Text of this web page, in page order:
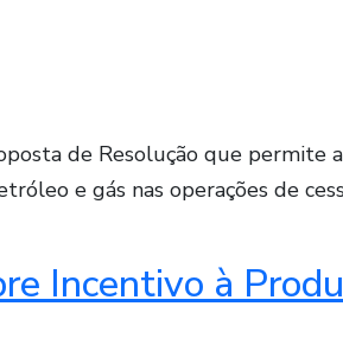
de Resolução que permite
e gás nas operações de
Incentivo à